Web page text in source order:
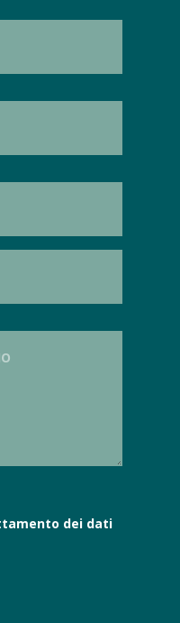
dei dati